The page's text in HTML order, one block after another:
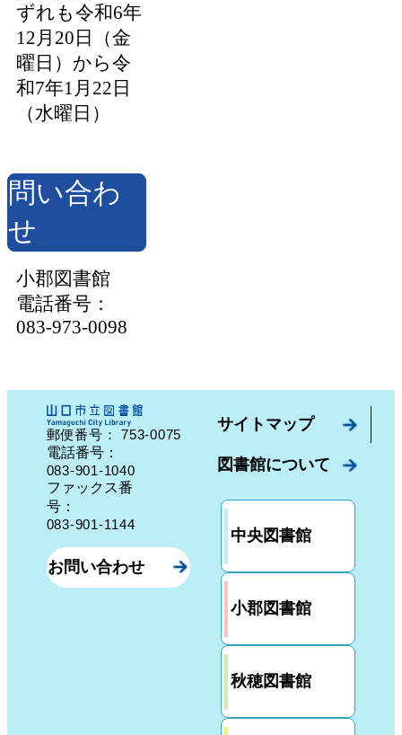
ずれも令和6年
12月20日（金
曜日）から令
和7年1月22日
（水曜日）
問い合わ
せ
小郡図書館
電話番号：
083-973-0098
郵便番号：753-0075 山口県山口市中園町７番７号
電話番号：
083-901-1040
ファックス番
号：
083-901-1144
お問い合わせ
サイトマップ
図書館について
中央図書館
小郡図書館
秋穂図書館